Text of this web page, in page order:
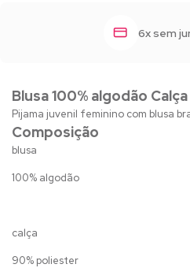
6x sem
Blusa 100% algodão
Pijama juvenil feminino com blusa
Composição
blusa
100% algodão
calça
90% poliester